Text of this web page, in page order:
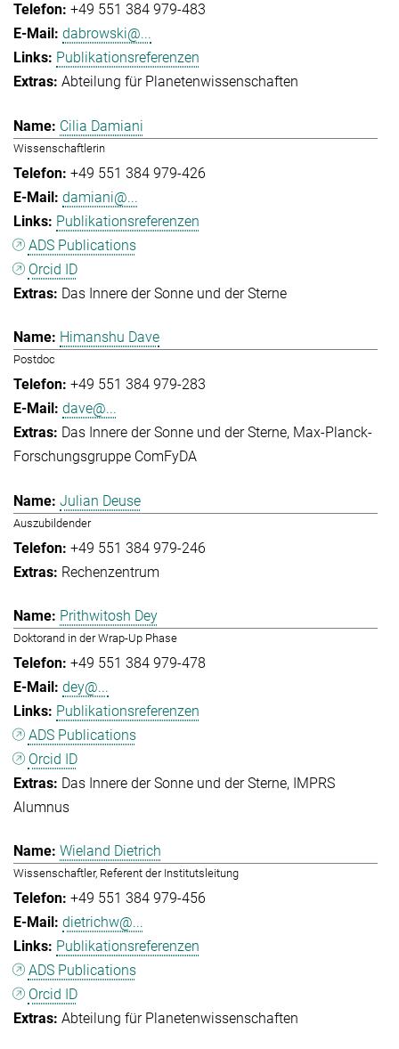
+49 551 384 979-483
dabrowski@...
Publikationsreferenzen
Abteilung für Planetenwissenschaften
Cilia Damiani
Wissenschaftlerin
+49 551 384 979-426
damiani@...
Publikationsreferenzen
ADS Publications
Orcid ID
Das Innere der Sonne und der Sterne
Himanshu Dave
Postdoc
+49 551 384 979-283
dave@...
Das Innere der Sonne und der Sterne Max-Planck-
Forschungsgruppe ComFyDA
Julian Deuse
Auszubildender
+49 551 384 979-246
Rechenzentrum
Prithwitosh Dey
Doktorand in der Wrap-Up Phase
+49 551 384 979-478
dey@...
Publikationsreferenzen
ADS Publications
Orcid ID
Das Innere der Sonne und der Sterne IMPRS
Alumnus
Wieland Dietrich
Wissenschaftler, Referent der Institutsleitung
+49 551 384 979-456
dietrichw@...
Publikationsreferenzen
ADS Publications
Orcid ID
Abteilung für Planetenwissenschaften